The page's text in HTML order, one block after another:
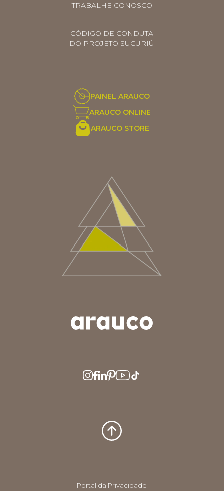
AUS/NZ
COLOMBIA
MÉXICO
CENTRO AMERICA
TRABALHE CONOSCO
CÓDIGO DE CONDUTA
DO PROJETO SUCURIÚ
PAINEL ARAUCO
ARAUCO ONLINE
ARAUCO STORE
Portal da Privacidade